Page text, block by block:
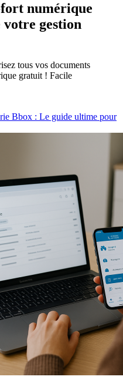
numérique
gestion
tous vos documents
gratuit ! Facile
Bbox : Le guide ultime pour